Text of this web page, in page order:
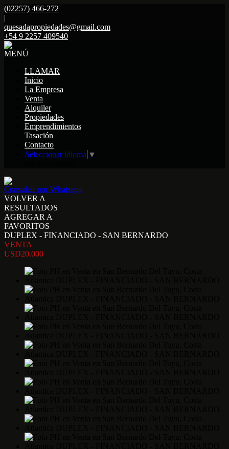
(02257) 466-272
|
quesadapropiedades@gmail.com
+54 9 2257 409540
MENÚ
LLAMAR
Inicio
La Empresa
Venta
Alquiler
Propiedades
Emprendimientos
Tasación
Contacto
Seleccionar idioma ▼
Consultar por Whatsapp
VOLVER A
RESULTADOS
AGREGAR A
FAVORITOS
DUPLEX - FINANCIADO - SAN BERNARDO
VENTA
USD20.000